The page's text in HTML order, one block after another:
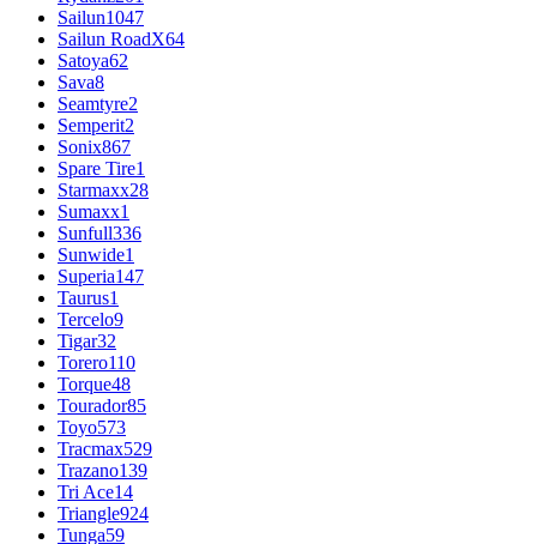
Sailun1047
Sailun RoadX64
Satoya62
Sava8
Seamtyre2
Semperit2
Sonix867
Spare Tire1
Starmaxx28
Sumaxx1
Sunfull336
Sunwide1
Superia147
Taurus1
Tercelo9
Tigar32
Torero110
Torque48
Tourador85
Toyo573
Tracmax529
Trazano139
Tri Ace14
Triangle924
Tunga59